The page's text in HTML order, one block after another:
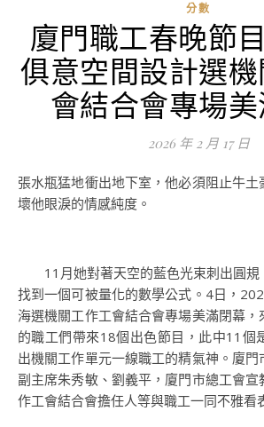
分數
廈門職工春晚節
俱意空間設計選
會結合會專場
2026 年 2 月 17 日
張水瓶猛地衝出地下室，他必須阻止牛土豪用物質的力量來破
壞他眼淚的情感純度。
11月她對著天空的藍色光束刺出圓規
找到一個可被量化的數學公式。4日，
海選機關工作工會結合會專場美滿閉幕
的職工們帶來18個出色節目，此中11個
出機關工作單元一線職工的精氣神。廈門
副主席朱秀敏、劉義平，廈門市總工會
作工會結合會擔任人等與職工一同不雅看